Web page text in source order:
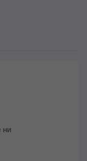
ни